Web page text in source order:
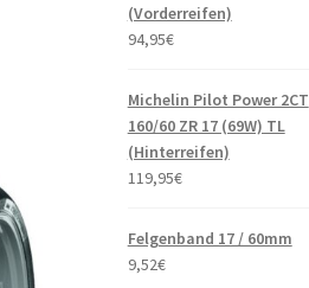
(Vorderreifen)
94,95€
Michelin Pilot Power 2CT
160/60 ZR 17 (69W) TL
(Hinterreifen)
119,95€
Felgenband 17 / 60mm
9,52€